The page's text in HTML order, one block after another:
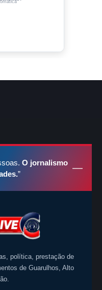
O jornalismo
”
política, prestação de
de Guarulhos, Alto